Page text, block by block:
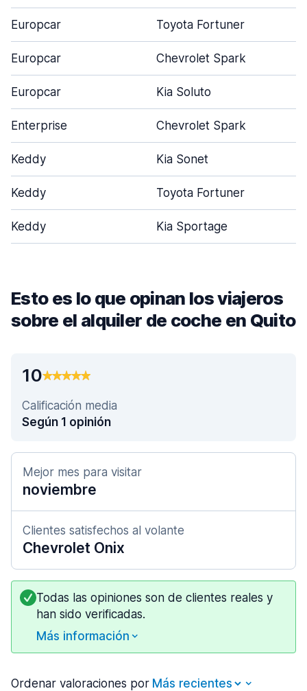
Europcar Toyota Fortuner
Europcar Chevrolet Spark
Europcar Kia Soluto
Enterprise Chevrolet Spark
Keddy Kia Sonet
Keddy Toyota Fortuner
Keddy Kia Sportage
Esto es lo que opinan los viajeros
sobre el alquiler de coche en Quito
10
Calificación media
Según 1 opinión
Mejor mes para visitar
noviembre
Clientes satisfechos al volante
Chevrolet Onix
Todas las opiniones son de clientes reales y
han sido verificadas.
Más información
Ordenar valoraciones por